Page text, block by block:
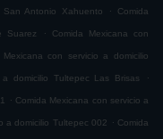
Antonio Xahuento . Comida
Suarez . Comida Mexicana con
Mexicana con servicio a domicilio
domicilio Tultepec Las Brisas .
. Comida Mexicana con servicio a
a domicilio Tultepec 002 . Comida